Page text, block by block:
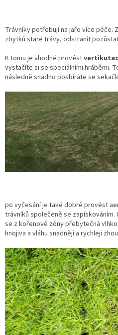
Trávníky potřebují na jaře více péče.
zbytků staré trávy, odstranit
K tomu je vhodné provést
vystačíte si se speciálními hráběmi.
následně snadno posbíráte se
po vyčesání je také dobré provést
trávníků společeně se
se z kořenové zóny přebytečná
hnojiva a vláhu snadněji a rychleji